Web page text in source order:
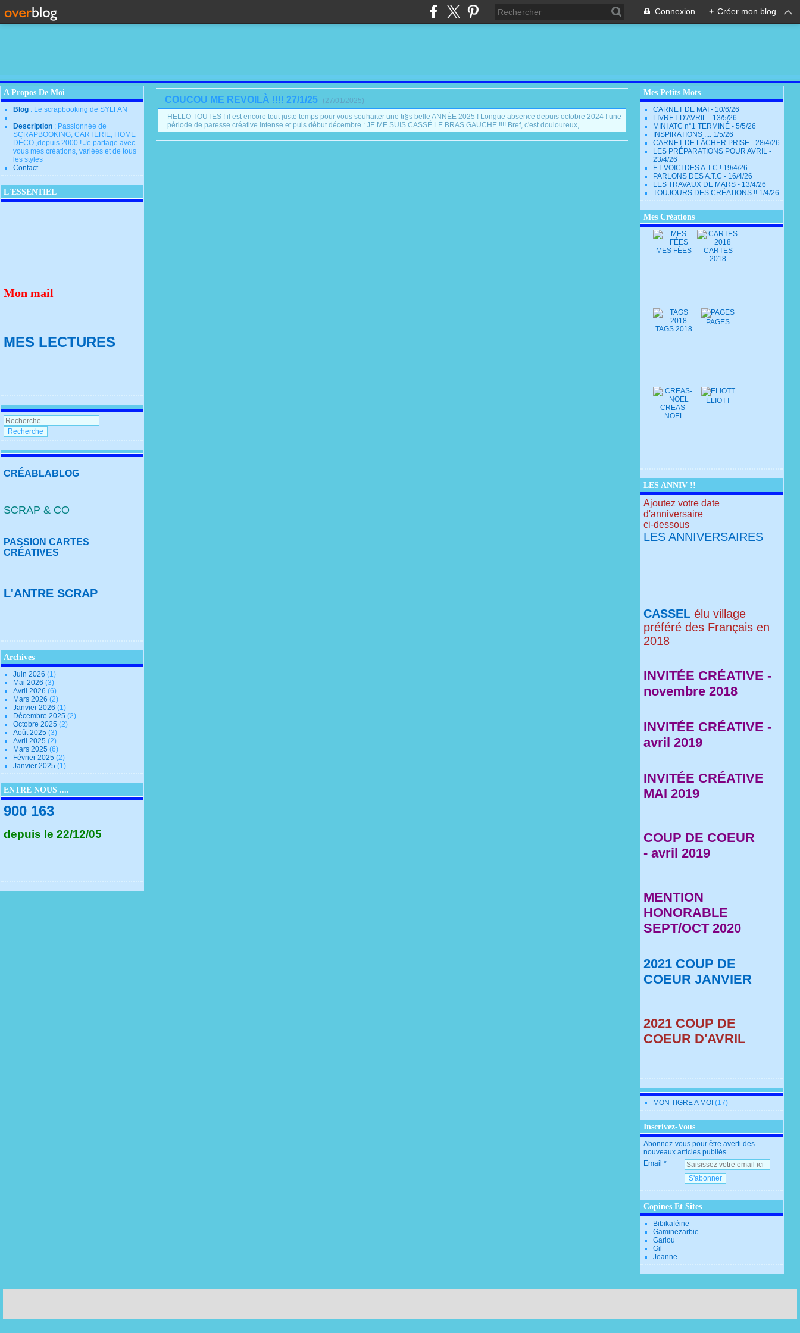
Connexion + Créer mon blog
A Propos De Moi
Blog : Le scrapbooking de SYLFAN
Description : Passionnée de
SCRAPBOOKING, CARTERIE, HOME
DÉCO ,depuis 2000 ! Je partage avec
vous mes créations, variées et de tous
les styles
Contact
L'ESSENTIEL
Mon mail
MES LECTURES
CRÉABLABLOG
SCRAP & CO
PASSION CARTES
CRÉATIVES
L'ANTRE SCRAP
Archives
Juin 2026(1)
Mai 2026(3)
Avril 2026(6)
Mars 2026(2)
Janvier 2026(1)
Décembre 2025(2)
Octobre 2025(2)
Août 2025(3)
Avril 2025(2)
Mars 2025(6)
Février 2025(2)
Janvier 2025(1)
ENTRE NOUS ....
900 163
depuis le 22/12/05
COUCOU ME REVOILÀ !!!! 27/1/25 (27/01/2025)
HELLO TOUTES ! il est encore tout juste temps pour vous souhaiter une tr§s belle ANNÉE 2025 ! Longue absence depuis octobre 2024 ! une
période de paresse créative intense et puis début décembre : JE ME SUIS CASSÉ LE BRAS GAUCHE !!!! Bref, c'est douloureux,...
Mes Petits Mots
CARNET DE MAI - 10/6/26
LIVRET D'AVRIL - 13/5/26
MINI ATC n°1 TERMINÉ - 5/5/26
INSPIRATIONS .... 1/5/26
CARNET DE LÂCHER PRISE - 28/4/26
LES PRÉPARATIONS POUR AVRIL -
23/4/26
ET VOICI DES A.T.C ! 19/4/26
PARLONS DES A.T.C - 16/4/26
LES TRAVAUX DE MARS - 13/4/26
TOUJOURS DES CRÉATIONS !! 1/4/26
Mes Créations
MES FÉES
CARTES
2018
TAGS 2018
PAGES
CREAS-
NOEL
ELIOTT
LES ANNIV !!
Ajoutez votre date
d'anniversaire
ci-dessous
LES ANNIVERSAIRES
CASSEL élu village
préféré des Français en
2018
INVITÉE CRÉATIVE -
novembre 2018
INVITÉE CRÉATIVE -
avril 2019
INVITÉE CRÉATIVE
MAI 2019
COUP DE COEUR
- avril 2019
MENTION
HONORABLE
SEPT/OCT 2020
2021 COUP DE
COEUR JANVIER
2021 COUP DE
COEUR D'AVRIL
MON TIGRE A MOI (17)
Inscrivez-Vous
Abonnez-vous pour être averti des
nouveaux articles publiés.
Email
Copines Et Sites
Bibikaféine
Gaminezarbie
Garlou
Gil
Jeanne